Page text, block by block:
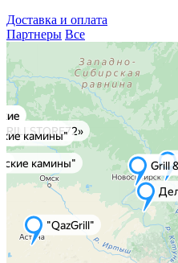
Доставка и оплата
Партнеры Все